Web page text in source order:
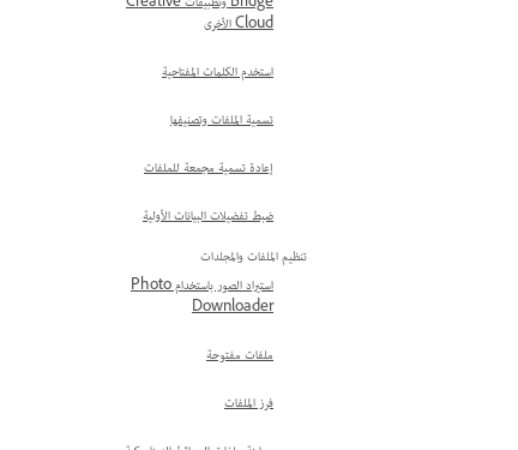
Cloud الأخرى
استخدم الكلمات المفتاحية
تسمية الملفات وتصنيفها
إعادة تسمية مجمعة للملفات
ضبط تفضيلات البيانات الأولية
تنظيم الملفات والمجلدات
استيراد الصور باستخدام Photo
Downloader
ملفات مفتوحة
فرز الملفات